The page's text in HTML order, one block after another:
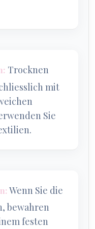
Trocknen
mit
Sie
Wenn Sie die
bewahren
festen